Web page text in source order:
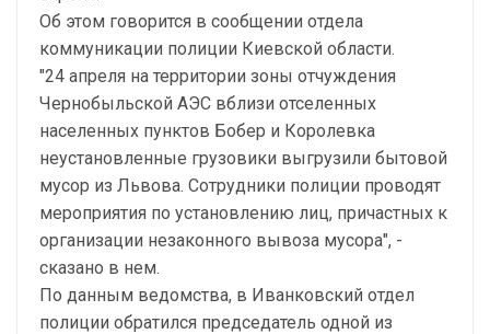
Об этом говорится в сообщении отдела
коммуникации полиции Киевской области.
"24 апреля на территории зоны отчуждения
Чернобыльской АЭС вблизи отселенных
населенных пунктов Бобер и Королевка
неустановленные грузовики выгрузили бытовой
мусор из Львова. Сотрудники полиции проводят
мероприятия по установлению лиц, причастных к
организации незаконного вывоза мусора", -
сказано в нем.
По данным ведомства, в Иванковский отдел
полиции обратился председатель одной из